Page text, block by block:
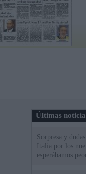
Últimas
Sorpresa y
Italia por los
esperábamos